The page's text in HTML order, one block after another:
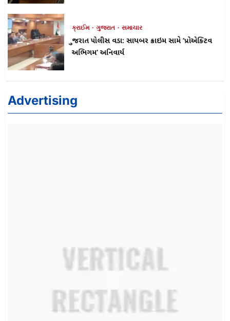
ક્રાઈમ ગુજરાત સમાચાર
ગુજરાત પોલીસ વડા: સાયબર ક્રાઇમ સામે ‘પ્રોએક્ટિવ
અભિગમ’ અનિવાર્ય
Advertising